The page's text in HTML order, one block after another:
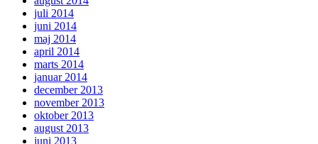
juli 2014
juni 2014
maj 2014
april 2014
marts 2014
januar 2014
december 2013
november 2013
oktober 2013
august 2013
juni 2013